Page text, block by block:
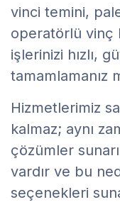
vinci temini,
operatörlü vinç
işlerinizi hızlı,
tamamlamanız
Hizmetlerimiz
kalmaz; aynı
çözümler
vardır ve bu
seçenekleri